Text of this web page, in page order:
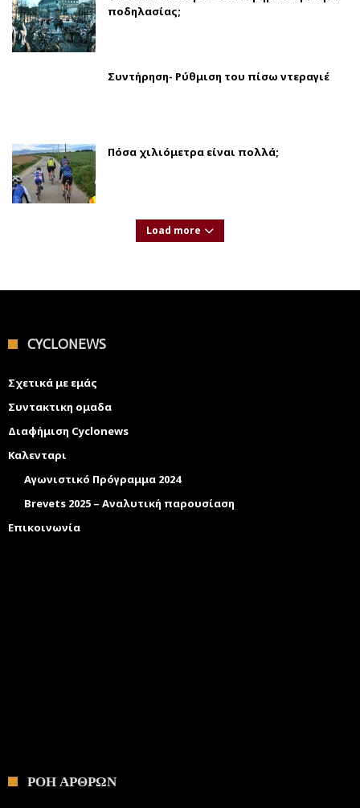
ποδηλασίας;
Συντήρηση- Ρύθμιση του πίσω ντεραγιέ
Πόσα χιλιόμετρα είναι πολλά;
Load more
CYCLONEWS
Σχετικά με εμάς
Συντακτικη ομαδα
Διαφήμιση Cyclonews
Καλενταρι
Αγωνιστικό Πρόγραμμα 2024
Brevets 2025 – Αναλυτική παρουσίαση
Επικοινωνία
ΡΟΗ ΑΡΘΡΩΝ